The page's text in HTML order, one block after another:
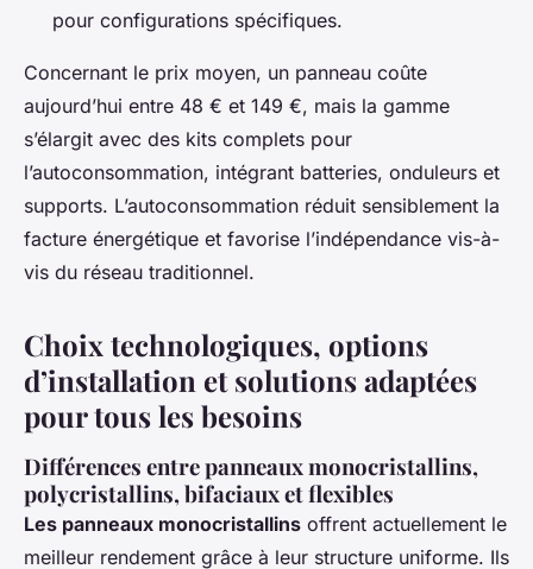
pour configurations spécifiques.
Concernant le prix moyen, un panneau coûte
aujourd’hui entre 48 € et 149 €, mais la gamme
s’élargit avec des kits complets pour
l’autoconsommation, intégrant batteries, onduleurs et
supports. L’autoconsommation réduit sensiblement la
facture énergétique et favorise l’indépendance vis-à-
vis du réseau traditionnel.
Choix technologiques, options
d’installation et solutions adaptées
pour tous les besoins
Différences entre panneaux monocristallins,
polycristallins, bifaciaux et flexibles
Les panneaux monocristallins offrent actuellement le
meilleur rendement grâce à leur structure uniforme. Ils